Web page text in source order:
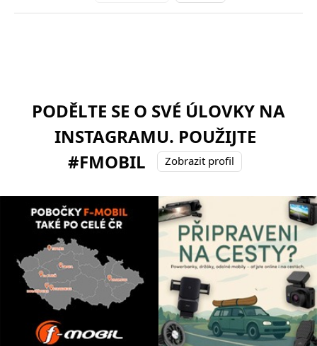
PODĚLTE SE O SVÉ ÚLOVKY NA
INSTAGRAMU. POUŽIJTE
#FMOBIL
Zobrazit profil